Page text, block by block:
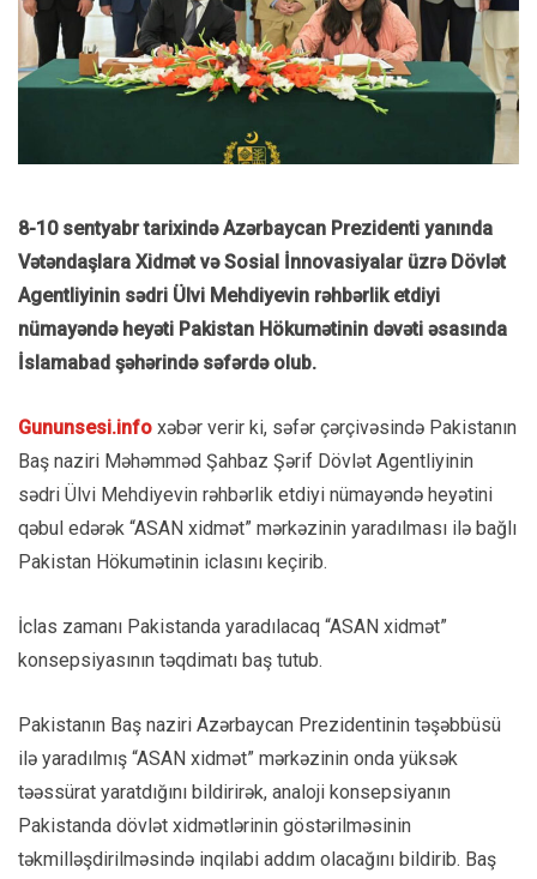
8-10 sentyabr tarixində Azərbaycan Prezidenti yanında
Vətəndaşlara Xidmət və Sosial İnnovasiyalar üzrə Dövlət
Agentliyinin sədri Ülvi Mehdiyevin rəhbərlik etdiyi
nümayəndə heyəti Pakistan Hökumətinin dəvəti əsasında
İslamabad şəhərində səfərdə olub.
Gununsesi.info xəbər verir ki, səfər çərçivəsində Pakistanın
Baş naziri Məhəmməd Şahbaz Şərif Dövlət Agentliyinin
sədri Ülvi Mehdiyevin rəhbərlik etdiyi nümayəndə heyətini
qəbul edərək “ASAN xidmət” mərkəzinin yaradılması ilə bağlı
Pakistan Hökumətinin iclasını keçirib.
İclas zamanı Pakistanda yaradılacaq “ASAN xidmət”
konsepsiyasının təqdimatı baş tutub.
Pakistanın Baş naziri Azərbaycan Prezidentinin təşəbbüsü
ilə yaradılmış “ASAN xidmət” mərkəzinin onda yüksək
təəssürat yaratdığını bildirirək, analoji konsepsiyanın
Pakistanda dövlət xidmətlərinin göstərilməsinin
təkmilləşdirilməsində inqilabi addım olacağını bildirib. Baş